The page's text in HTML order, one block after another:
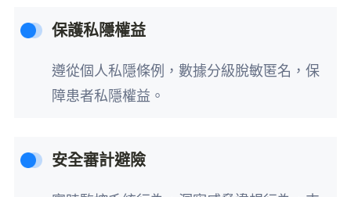
保護私隱權益
遵從個人私隱條例，數據分級脫敏匿名，保
障患者私隱權益。
安全審計避險